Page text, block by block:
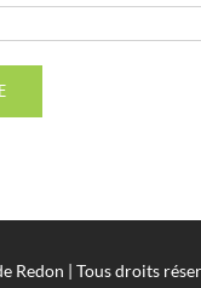
Redon | Tous droits